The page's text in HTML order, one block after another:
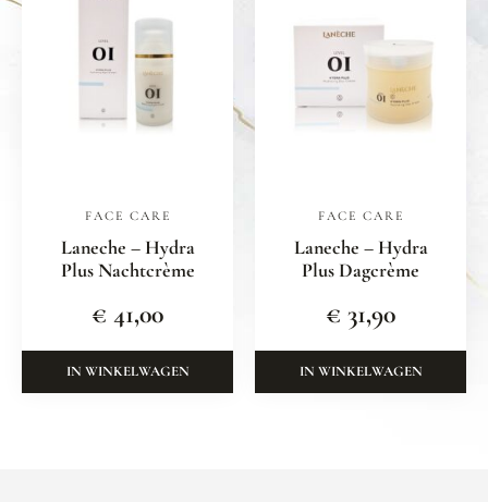
FACE CARE
Laneche – Hydra
Plus Nachtcrème
€ 41,00
IN WINKELWAGEN
FACE CARE
Laneche – Hydra
Plus Dagcrème
€ 31,90
IN WINKELWAGEN